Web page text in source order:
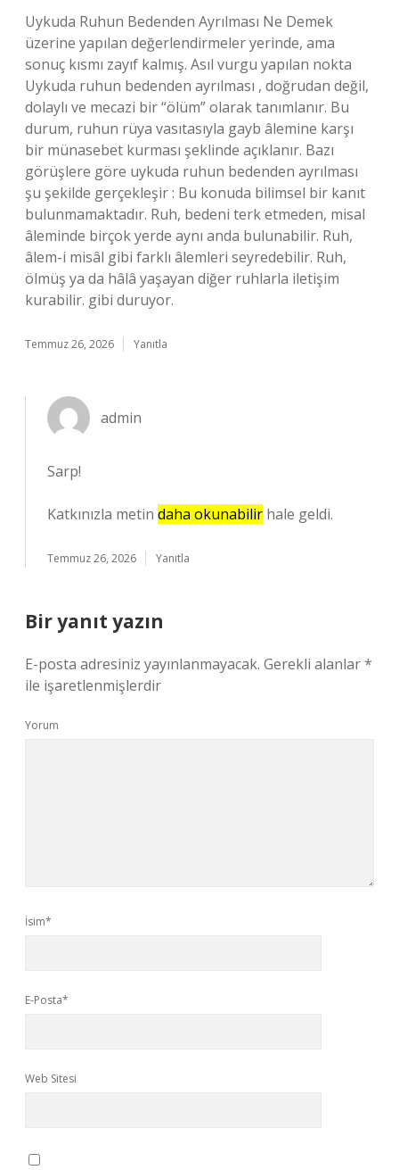
Uykuda Ruhun Bedenden Ayrılması Ne Demek
üzerine yapılan değerlendirmeler yerinde, ama
sonuç kısmı zayıf kalmış. Asıl vurgu yapılan nokta
Uykuda ruhun bedenden ayrılması , doğrudan değil,
dolaylı ve mecazi bir “ölüm” olarak tanımlanır. Bu
durum, ruhun rüya vasıtasıyla gayb âlemine karşı
bir münasebet kurması şeklinde açıklanır. Bazı
görüşlere göre uykuda ruhun bedenden ayrılması
şu şekilde gerçekleşir : Bu konuda bilimsel bir kanıt
bulunmamaktadır. Ruh, bedeni terk etmeden, misal
âleminde birçok yerde aynı anda bulunabilir. Ruh,
âlem-i misâl gibi farklı âlemleri seyredebilir. Ruh,
ölmüş ya da hâlâ yaşayan diğer ruhlarla iletişim
kurabilir. gibi duruyor.
Temmuz 26, 2026 Yanıtla
admin
Sarp!
Katkınızla metin daha okunabilir hale geldi.
Temmuz 26, 2026 Yanıtla
Bir yanıt yazın
E-posta adresiniz yayınlanmayacak. Gerekli alanlar*
ile işaretlenmişlerdir
Yorum
İsim*
E-Posta*
Web Sitesi